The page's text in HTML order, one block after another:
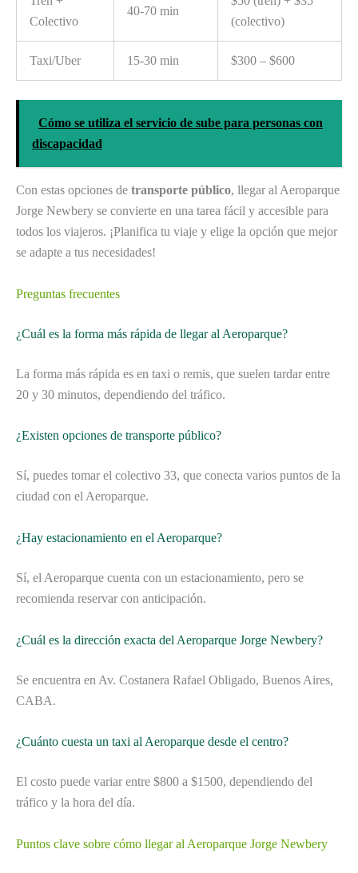
Colectivo
40-70 min
(colectivo)
Taxi/Uber 15-30 min $300 – $600
Cómo se utiliza el servicio de sube para personas con
discapacidad
Con estas opciones de transporte público, llegar al Aeroparque
Jorge Newbery se convierte en una tarea fácil y accesible para
todos los viajeros. ¡Planifica tu viaje y elige la opción que mejor
se adapte a tus necesidades!
Preguntas frecuentes
¿Cuál es la forma más rápida de llegar al Aeroparque?
La forma más rápida es en taxi o remis, que suelen tardar entre
20 y 30 minutos, dependiendo del tráfico.
¿Existen opciones de transporte público?
Sí, puedes tomar el colectivo 33, que conecta varios puntos de la
ciudad con el Aeroparque.
¿Hay estacionamiento en el Aeroparque?
Sí, el Aeroparque cuenta con un estacionamiento, pero se
recomienda reservar con anticipación.
¿Cuál es la dirección exacta del Aeroparque Jorge Newbery?
Se encuentra en Av. Costanera Rafael Obligado, Buenos Aires,
CABA.
¿Cuánto cuesta un taxi al Aeroparque desde el centro?
El costo puede variar entre $800 a $1500, dependiendo del
tráfico y la hora del día.
Puntos clave sobre cómo llegar al Aeroparque Jorge Newbery